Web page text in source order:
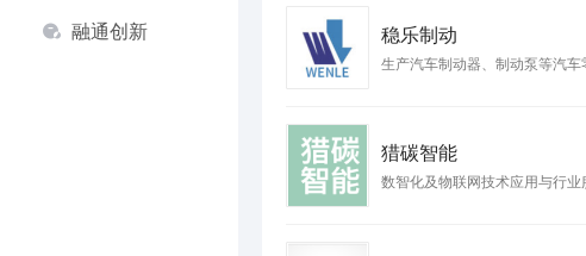
融通创新 稳乐制动
生产汽车制动器、制动泵等汽车
猎碳智能
数智化及物联网技术应用与行业